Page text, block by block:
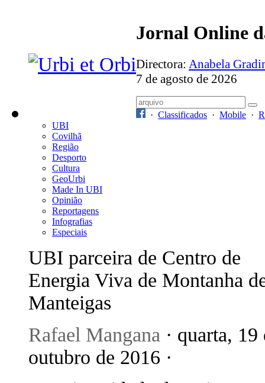
Jornal Online
Directora: Anabela
7 de agosto de 2026
· Classificados · Mobile ·
UBI
Covilhã
Região
Desporto
Cultura
GeoUrbi
Made In UBI
Opinião
Reportagens
Infografias
Especiais
UBI parceira de Centro de
Energia Viva de Montanha
Manteigas
Rafael Mangana · quarta, 19
outubro de 2016 ·